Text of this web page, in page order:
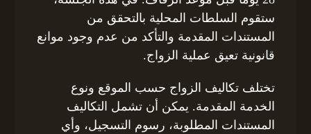
ستقوم السلطات المحلية بالتحقق من
المستندات المقدمة والتأكد من عدم وجود موانع
قانونية تعيق عملية الزواج.
تختلف تكاليف الزواج حسب الموقع ونوع
الخدمة المقدمة. يمكن أن تشمل التكاليف
المستندات المطلوبة، رسوم التسجيل، وأي